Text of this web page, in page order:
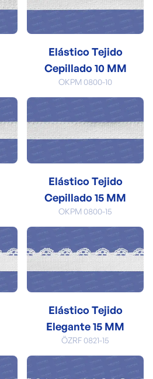
Elástico Tejido
Cepillado 10 MM
OKPM 0800-10
Elástico Tejido
Cepillado 15 MM
OKPM 0800-15
Elástico Tejido
Elegante 15 MM
ÖZRF 0821-15